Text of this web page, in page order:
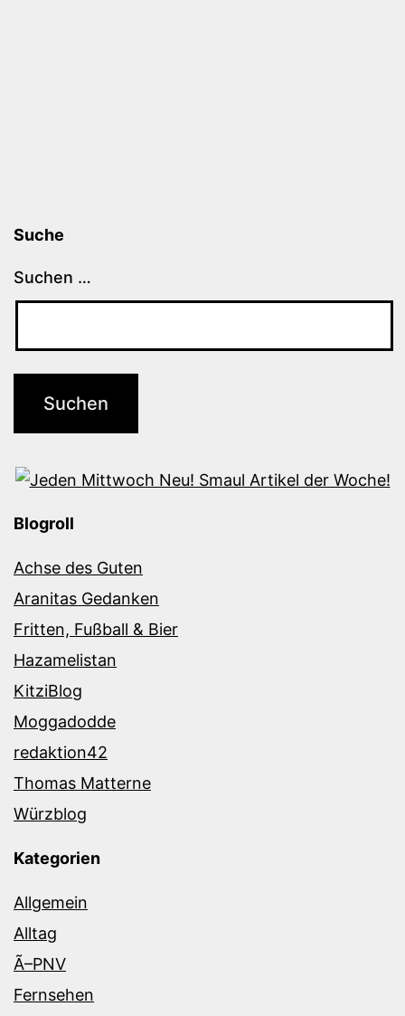
Suche
Suchen …
Blogroll
Achse des Guten
Aranitas Gedanken
Fritten, Fußball & Bier
Hazamelistan
KitziBlog
Moggadodde
redaktion42
Thomas Matterne
Würzblog
Kategorien
Allgemein
Alltag
Ã–PNV
Fernsehen